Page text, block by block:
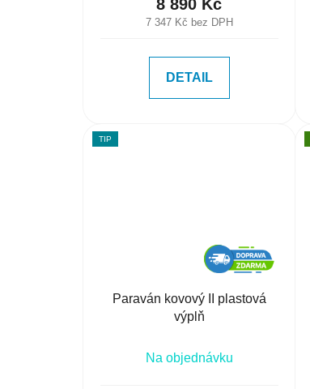
7 347 Kč bez DPH
8 890 Kč
DETAIL
TIP
Paraván kovový II plastová
výplň
Na objednávku